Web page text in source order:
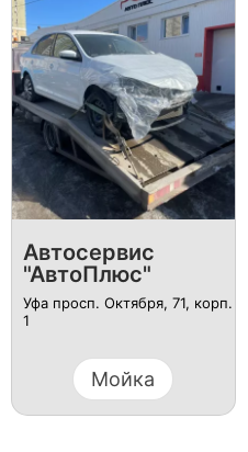
Автосервис
"АвтоПлюс"
Уфа просп. Октября, 71, корп.
1
Мойка